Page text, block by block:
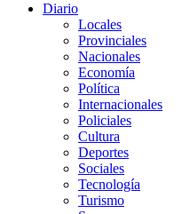
Diario
Locales
Provinciales
Nacionales
Economía
Política
Internacionales
Policiales
Cultura
Deportes
Sociales
Tecnología
Turismo